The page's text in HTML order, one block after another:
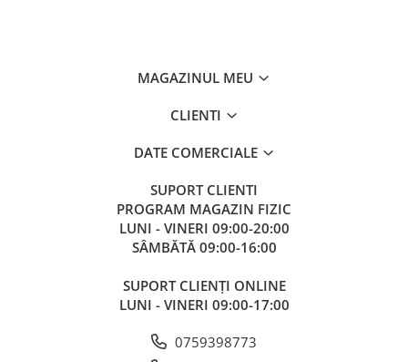
MAGAZINUL MEU
CLIENTI
DATE COMERCIALE
SUPORT CLIENTI
PROGRAM MAGAZIN FIZIC
LUNI - VINERI 09:00-20:00
SÂMBĂTĂ 09:00-16:00
SUPORT CLIENȚI ONLINE
LUNI - VINERI 09:00-17:00
0759398773